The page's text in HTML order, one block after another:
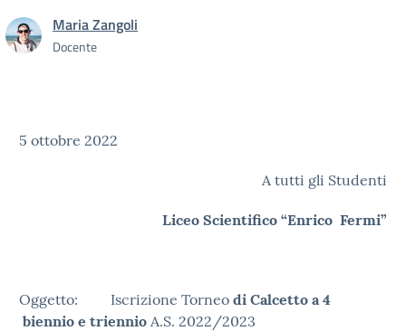
Maria Zangoli
Docente
5 ottobre 2022
A tutti gli Studenti
Liceo Scientifico “Enrico Fermi”
Oggetto: Iscrizione Torneo di Calcetto a 4
biennio e triennio A.S. 2022/2023